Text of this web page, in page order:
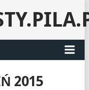
2015